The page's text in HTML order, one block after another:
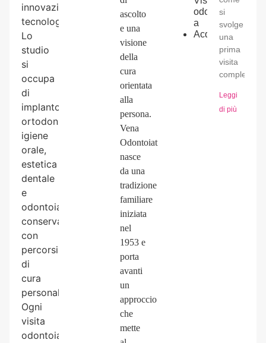
innovazione
tecnologica.
Lo
studio
si
occupa
di
implantologia,
ortodonzia,
igiene
orale,
estetica
dentale
e
odontoiatria
conservativa,
con
percorsi
di
cura
personalizzati.
Ogni
visita
odontoiatrica
ascolto
e una
visione
della
cura
orientata
alla
persona.
Vena
Odontoiatria
nasce
da una
tradizione
familiare
iniziata
nel
1953 e
porta
avanti
un
approccio
che
mette
odontoiatrica
a
Acquasparta
si
svolge
una
prima
visita
completa.
Leggi
di più